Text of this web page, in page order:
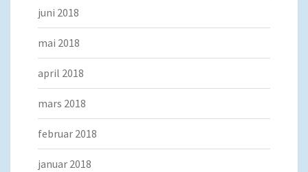
juni 2018
mai 2018
april 2018
mars 2018
februar 2018
januar 2018